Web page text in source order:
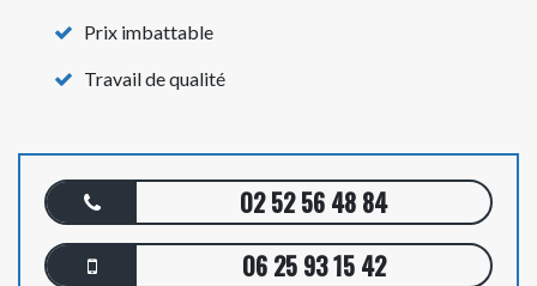
Prix imbattable
Travail de qualité
02 52 56 48 84
06 25 93 15 42